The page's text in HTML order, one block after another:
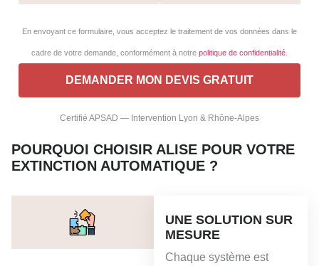
En envoyant ce formulaire, vous acceptez le traitement de vos données dans le
cadre de votre demande, conformément à notre politique de confidentialité
Certifié APSAD — Intervention Lyon & Rhône-Alpes
POURQUOI CHOISIR ALISE POUR VOTRE
EXTINCTION AUTOMATIQUE ?
UNE SOLUTION SUR
MESURE
Chaque système est